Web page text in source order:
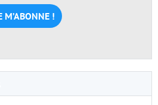
mail
*